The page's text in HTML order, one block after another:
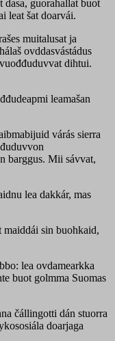
dasa, guorahallat buot
leat šat doarvái.
muitalusat ja
ovddasvástádus
dihtui.
leamašan
várás sierra
barggus. Mii sávvat,
lea dakkár, mas
maiddái sin buohkaid,
lea ovdamearkka
buot golmma Suomas
čállingotti dán stuorra
doarjaga